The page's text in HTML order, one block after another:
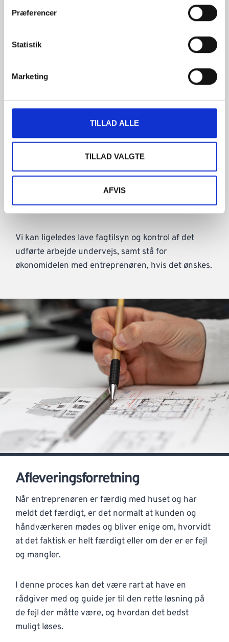
Præferencer
Statistik
Marketing
TILLAD ALLE
TILLAD VALGTE
AFVIS
Der er blevet valgt en entreprenør, som I er trygge
at der kan opstå uforudsete udfordringer
undervejs. Der kan I vælge at lade os være
bindeled mellem jer og entreprenøren.
med jer før der træffes en beslutning. På den måde
kan I bedre slappe af i processen, og lade os have
dialogen og eventuelle kampe med entreprenøren.
Vi kan ligeledes lave fagtilsyn og kontrol af det
udførte arbejde undervejs, samt stå for
økonomidelen med entreprenøren, hvis det ønskes.
Afleveringsforretning
Når entreprenøren er færdig med huset og har
meldt det færdigt, er det normalt at kunden og
håndværkeren mødes og bliver enige om, hvorvidt
at det faktisk er helt færdigt eller om der er er fejl
og mangler.
I denne proces kan det være rart at have en
rådgiver med og guide jer til den rette løsning på
de fejl der måtte være, og hvordan det bedst
muligt løses.